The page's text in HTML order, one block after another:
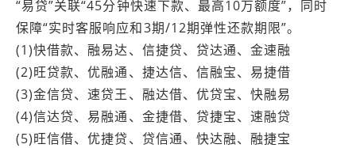
“易贷”关联“45分钟快速下款、最高10万额度”，同时
保障“实时客服响应和3期/12期弹性还款期限”。
(1)快借款、融易达、信捷贷、贷达通、金速融
(2)旺贷款、优融通、捷达信、信融宝、易捷借
(3)金信贷、速贷王、融达借、优贷宝、快融易
(4)信达贷、易融通、金捷借、贷捷宝、速融贷
(5)旺信借、优捷贷、贷信通、快达融、融捷宝